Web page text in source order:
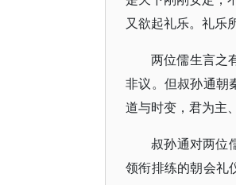
又欲起礼乐。礼乐
两位儒生言之
非议。但叔孙通朝
道与时变，君为主
叔孙通对两位
领衔排练的朝会礼